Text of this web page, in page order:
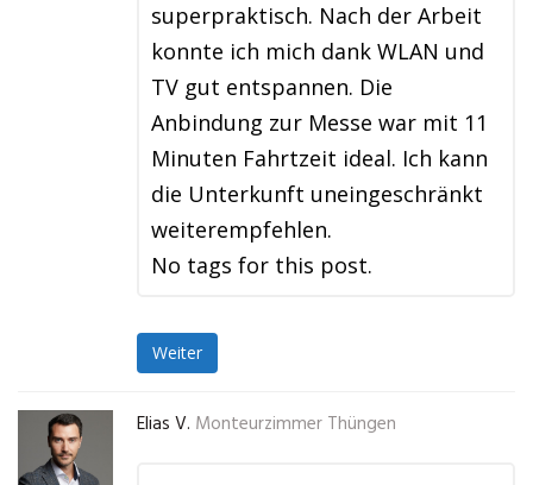
superpraktisch. Nach der Arbeit
konnte ich mich dank WLAN und
TV gut entspannen. Die
Anbindung zur Messe war mit 11
Minuten Fahrtzeit ideal. Ich kann
die Unterkunft uneingeschränkt
weiterempfehlen.
No tags for this post.
Weiter
Elias V. Monteurzimmer Thüngen